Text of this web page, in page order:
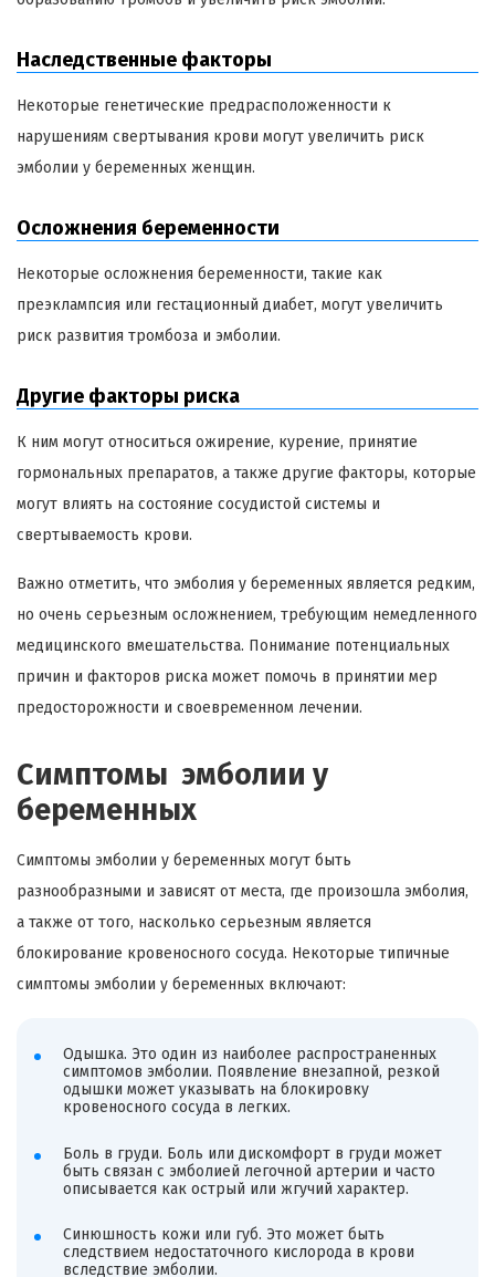
Наследственные факторы
Некоторые генетические предрасположенности к
нарушениям свертывания крови могут увеличить риск
эмболии у беременных женщин.
Осложнения беременности
Некоторые осложнения беременности, такие как
преэклампсия или гестационный диабет, могут увеличить
риск развития тромбоза и эмболии.
Другие факторы риска
К ним могут относиться ожирение, курение, принятие
гормональных препаратов, а также другие факторы, которые
могут влиять на состояние сосудистой системы и
свертываемость крови.
Важно отметить, что эмболия у беременных является редким,
но очень серьезным осложнением, требующим немедленного
медицинского вмешательства. Понимание потенциальных
причин и факторов риска может помочь в принятии мер
предосторожности и своевременном лечении.
Симптомы эмболии у
беременных
Симптомы эмболии у беременных могут быть
разнообразными и зависят от места, где произошла эмболия,
а также от того, насколько серьезным является
блокирование кровеносного сосуда. Некоторые типичные
симптомы эмболии у беременных включают:
Одышка. Это один из наиболее распространенных
симптомов эмболии. Появление внезапной, резкой
одышки может указывать на блокировку
кровеносного сосуда в легких.
Боль в груди. Боль или дискомфорт в груди может
быть связан с эмболией легочной артерии и часто
описывается как острый или жгучий характер.
Синюшность кожи или губ. Это может быть
следствием недостаточного кислорода в крови
вследствие эмболии.